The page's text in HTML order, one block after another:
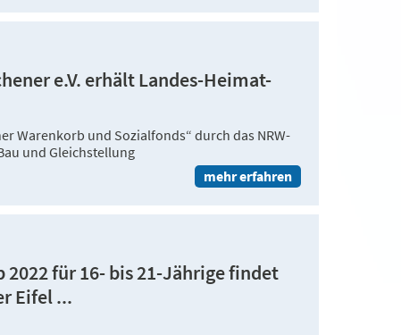
e.V. erhält Landes-Heimat-
Warenkorb und Sozialfonds“ durch das NRW-
und Gleichstellung
mehr erfahren
für 16- bis 21-Jährige findet
Eifel ...